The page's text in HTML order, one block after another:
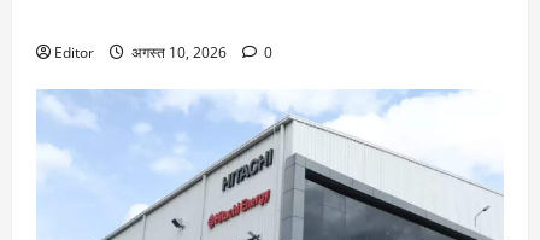
Editor अगस्त 10, 2026 0